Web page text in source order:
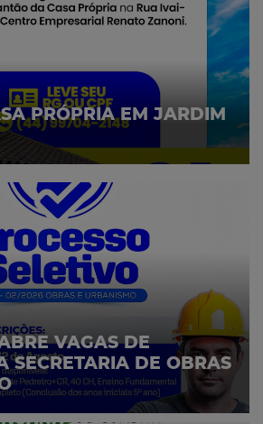
PRÓPRIA EM JARDIM
VAGAS DE
SECRETARIA DE OBRAS